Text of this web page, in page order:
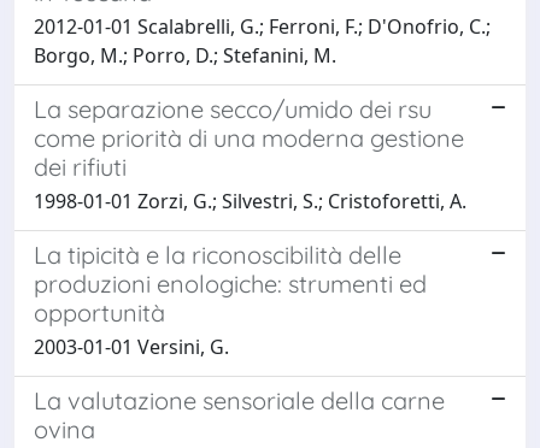
2012-01-01 Scalabrelli, G.; Ferroni, F.; D'Onofrio, C.;
Borgo, M.; Porro, D.; Stefanini, M.
La separazione secco/umido dei rsu
come priorità di una moderna gestione
dei rifiuti
1998-01-01 Zorzi, G.; Silvestri, S.; Cristoforetti, A.
La tipicità e la riconoscibilità delle
produzioni enologiche: strumenti ed
opportunità
2003-01-01 Versini, G.
La valutazione sensoriale della carne
ovina